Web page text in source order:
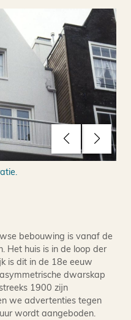
bebouwing is vanaf de
Het huis is in de loop der
is dit in de 18e eeuw
dwarskap
1900 zijn
we advertenties tegen
wordt aangeboden.